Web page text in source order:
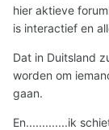
hier aktieve
is interactief en
Dat in Duitsland
worden om
gaan.
En.............ik